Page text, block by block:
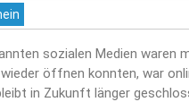
sozialen Medien waren
öffnen konnten, war
in Zukunft länger